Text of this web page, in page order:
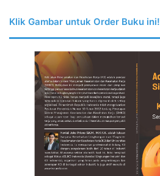
Klik Gambar untuk Order Buku ini!